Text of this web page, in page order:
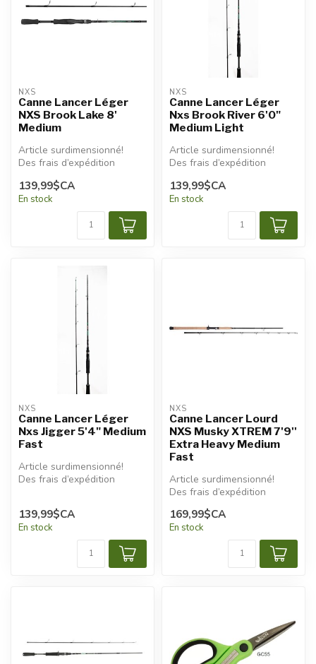
NXS
Canne Lancer Léger
NXS Brook Lake 8'
Medium
Article surdimensionné!
Des frais d’expédition
appliqués.
139,99$CA
En stock
NXS
Canne Lancer Léger
Nxs Brook River 6'0"
Medium Light
Article surdimensionné!
Des frais d’expédition
appliqués.
139,99$CA
En stock
NXS
Canne Lancer Léger
Nxs Jigger 5'4" Medium
Fast
Article surdimensionné!
Des frais d’expédition
139,99$CA
En stock
NXS
Canne Lancer Lourd
NXS Musky XTREM 7'9''
Extra Heavy Medium
Fast
Article surdimensionné!
Des frais d’expédition
appliqués.
169,99$CA
En stock